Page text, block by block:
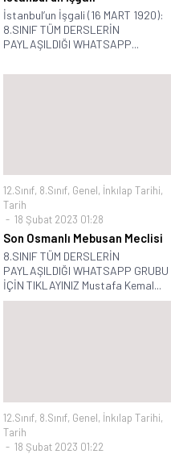
İstanbul’un İşgali (16 MART 1920):
8.SINIF TÜM DERSLERİN
PAYLAŞILDIĞI WHATSAPP...
12.Sınıf, 8.Sınıf, Genel, İnkılap Tarihi,
Tarih
18 Şubat 2023 01:28
Son Osmanlı Mebusan Meclisi
8.SINIF TÜM DERSLERİN
PAYLAŞILDIĞI WHATSAPP GRUBU
İÇİN TIKLAYINIZ Mustafa Kemal...
12.Sınıf, 8.Sınıf, Genel, İnkılap Tarihi,
Tarih
18 Şubat 2023 01:22